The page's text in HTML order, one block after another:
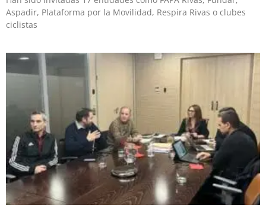
Aspadir, Plataforma por la Movilidad, Respira Rivas o clubes
ciclistas